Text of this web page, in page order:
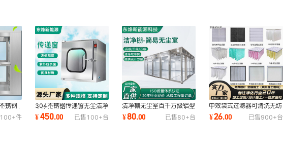
锈钢
淋间洁
100+件
304不锈钢传递窗无尘洁净
室连锁双门互锁紫外线消毒
杀菌传递箱
¥450.00 已售 100+台
洁净棚无尘室百千万级铝型
材FFU无尘简易洁净棚实验
室净化无尘棚
¥80.00 已售80+台
中效袋式过滤器可清洗无纺
布F5F6F7F8F9中央空调
防尘袋式过滤器
¥26.00 已售900+台